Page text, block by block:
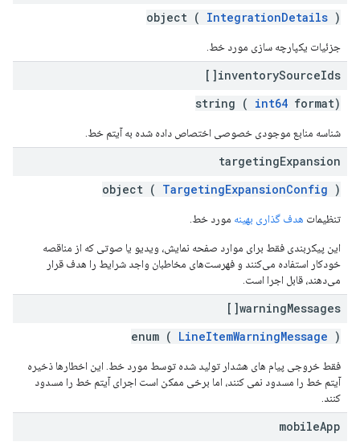
object ( IntegrationDetails )
جزئیات یکپارچه سازی مورد خط.
inventorySourceIds[]
string ( int64 format)
شناسه منابع موجودی خصوصی اختصاص داده شده به آیتم خط.
targetingExpansion
object ( TargetingExpansionConfig )
تنظیمات هدف گذاری بهینه مورد خط.
این پیکربندی فقط برای موارد صفحه نمایش، ویدیو یا صوتی که از مناقصه
خودکار استفاده می‌کنند و فهرست‌های مخاطبان واجد شرایط را هدف قرار
می‌دهند، قابل اجرا است.
warningMessages[]
enum ( LineItemWarningMessage )
فقط خروجی پیام های هشدار تولید شده توسط مورد خط. این اخطارها ذخیره
آیتم خط را مسدود نمی کنند، اما برخی ممکن است اجرای آیتم خط را مسدود
کنند.
mobileApp